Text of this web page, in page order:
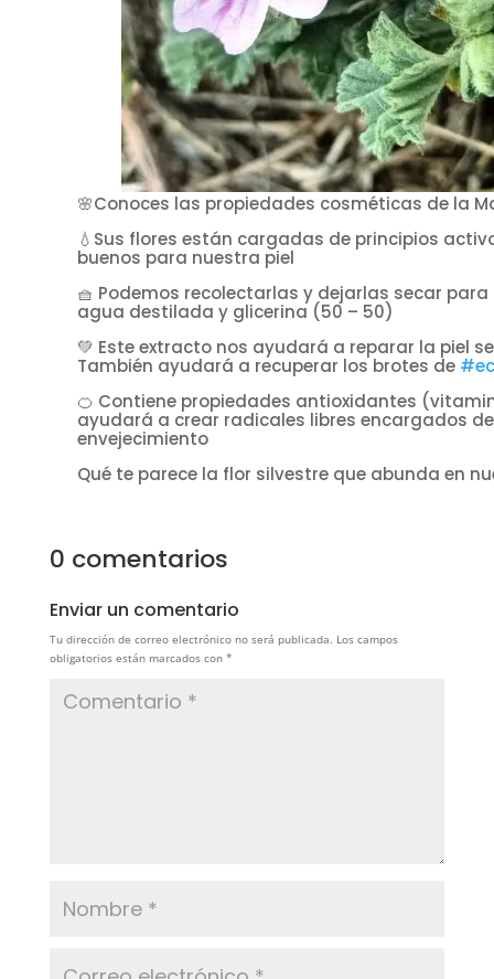
🌸Conoces las propiedades cosméticas de la
💧Sus flores están cargadas de principios
buenos para nuestra piel
🧺 Podemos recolectarlas y dejarlas secar
agua destilada y glicerina (50 – 50)
💚 Este extracto nos ayudará a reparar la piel
También ayudará a recuperar los brotes de
🍊 Contiene propiedades antioxidantes
ayudará a crear radicales libres encargados
envejecimiento
Qué te parece la flor silvestre que abunda en
0 comentarios
Enviar un comentario
Tu dirección de correo electrónico no será publicada. Los campos
obligatorios están marcados con *